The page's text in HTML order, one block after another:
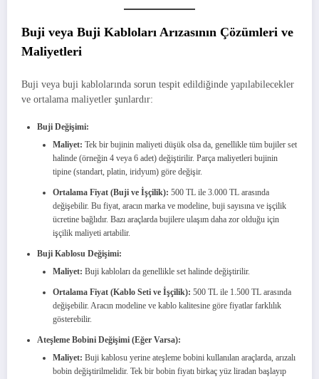
Buji veya Buji Kabloları Arızasının Çözümleri ve
Maliyetleri
Buji veya buji kablolarında sorun tespit edildiğinde yapılabilecekler
ve ortalama maliyetler şunlardır:
Buji Değişimi:
Maliyet: Tek bir bujinin maliyeti düşük olsa da, genellikle tüm bujiler set
halinde (örneğin 4 veya 6 adet) değiştirilir. Parça maliyetleri bujinin
tipine (standart, platin, iridyum) göre değişir.
Ortalama Fiyat (Buji ve İşçilik): 500 TL ile 3.000 TL arasında
değişebilir. Bu fiyat, aracın marka ve modeline, buji sayısına ve işçilik
ücretine bağlıdır. Bazı araçlarda bujilere ulaşım daha zor olduğu için
işçilik maliyeti artabilir.
Buji Kablosu Değişimi:
Maliyet: Buji kabloları da genellikle set halinde değiştirilir.
Ortalama Fiyat (Kablo Seti ve İşçilik): 500 TL ile 1.500 TL arasında
değişebilir. Aracın modeline ve kablo kalitesine göre fiyatlar farklılık
gösterebilir.
Ateşleme Bobini Değişimi (Eğer Varsa):
Maliyet: Buji kablosu yerine ateşleme bobini kullanılan araçlarda, arızalı
bobin değiştirilmelidir. Tek bir bobin fiyatı birkaç yüz liradan başlayıp